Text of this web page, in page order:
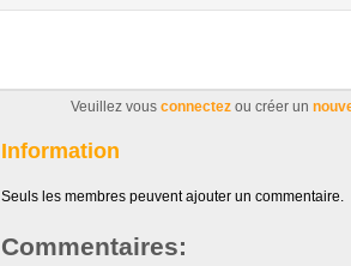
Veuillez vous connectez ou créer un
Information
Seuls les membres peuvent ajouter un commentaire.
Commentaires: